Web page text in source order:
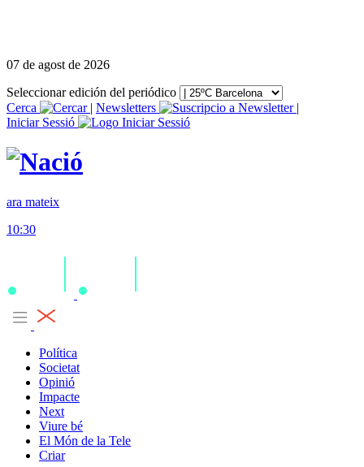
07 de agost de 2026
Seleccionar edición del periódico
Cerca
| Newsletters
|
Iniciar Sessió
ara mateix
10:30
Política
Societat
Opinió
Impacte
Next
Viure bé
El Món de la Tele
Criar